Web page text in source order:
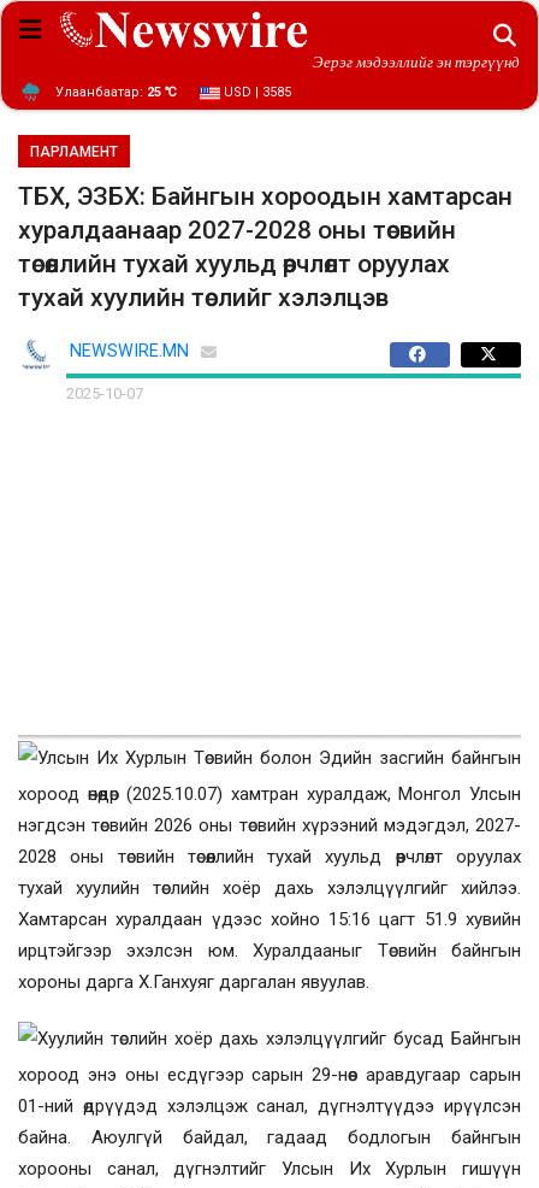
Эерэг мэдээллийг эн тэргүүнд
Улаанбаатар: 25 ℃ USD | 3585
ПАРЛАМЕНТ
ТБХ, ЭЗБХ: Байнгын хороодын хамтарсан
хуралдаанаар 2027-2028 оны төсвийн
төсөөллийн тухай хуульд өөрчлөлт оруулах
тухай хуулийн төслийг хэлэлцэв
NEWSWIRE.MN
2025-10-07
Улсын Их Хурлын Төсвийн болон Эдийн засгийн байнгын
хороод өнөөдөр(2025.10.07) хамтран хуралдаж, Монгол Улсын
нэгдсэн төсвийн 2026 оны төсвийн хүрээний мэдэгдэл, 2027-
2028 оны төсвийн төсөөллийн тухай хуульд өөрчлөлт оруулах
тухай хуулийн төслийн хоёр дахь хэлэлцүүлгийг хийлээ.
Хамтарсан хуралдаан үдээс хойно 15:16 цагт 51.9 хувийн
ирцтэйгээр эхэлсэн юм. Хуралдааныг Төсвийн байнгын
хороны дарга Х.Ганхуяг даргалан явуулав.
Хуулийн төслийн хоёр дахь хэлэлцүүлгийг бусад Байнгын
хороод энэ оны есдүгээр сарын 29-нөөс аравдугаар сарын
01-ний өдрүүдэд хэлэлцэж санал, дүгнэлтүүдээ ирүүлсэн
байна. Аюулгүй байдал, гадаад бодлогын байнгын
хорооны санал, дүгнэлтийг Улсын Их Хурлын гишүүн